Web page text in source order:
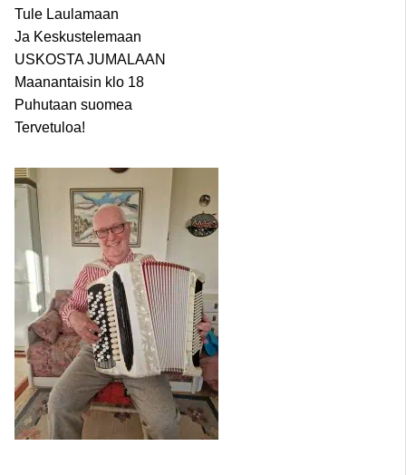
Tule Laulamaan
Ja Keskustelemaan
USKOSTA JUMALAAN
Maanantaisin klo 18
Puhutaan suomea
Tervetuloa!